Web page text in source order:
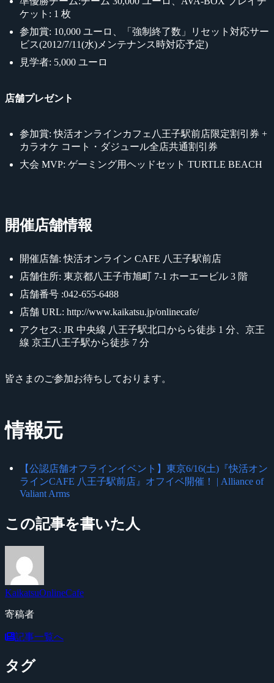
ケット: 1 枚
参加賞: 10,000 ユーロ、「強制終了数」リセット対応サー
ビス(2012/7/11(水)メンテナンス時対応予定)
見学者: 5,000 ユーロ
店舗プレゼント
参加賞: 快活オンラインカフェ八王子駅前店限定割引券 +
カラオケ コート・ダジュール全店共通割引券
大会 MVP: ゲーミング用ヘッドセット TURTLE BEACH
開催店舗情報
開催店舗: 快活オンライン CAFE 八王子駅前店
店舗住所: 東京都八王子市旭町 7-1 ホーエービル 3 階
店舗番号 :042-655-6488
店舗 URL: http://www.kaikatsu.jp/onlinecafe/
アクセス: JR 中央線 八王子駅北口からら徒歩 1 分、京王
線 京王八王子駅から徒歩 7 分
皆さまのご参加お待ちしております。
情報元
【公認店舗オフラインイベント】東京6/16(土)『快活オン
ラインCAFE 八王子駅前店』オフイベ開催！ | Alliance of
Valiant Arms
この記事を書いた人
KaikatsuOnlineCafe
寄稿者
記事一覧へ
タグ